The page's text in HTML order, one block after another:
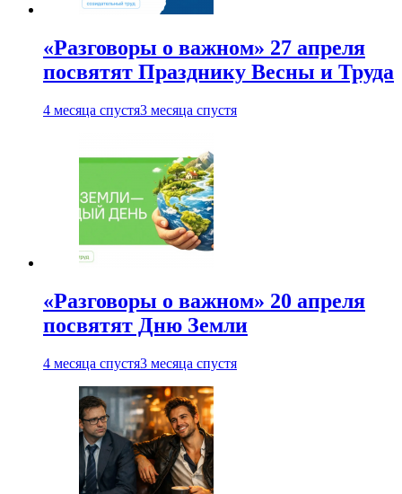
«Разговоры о важном» 27 апреля
посвятят Празднику Весны и Труда
4 месяца спустя3 месяца спустя
«Разговоры о важном» 20 апреля
посвятят Дню Земли
4 месяца спустя3 месяца спустя